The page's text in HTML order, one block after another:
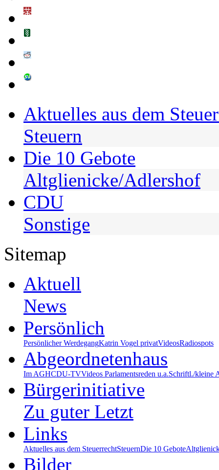
Aktuelles aus dem
Steuern
Die 10 Gebote
Altglienicke/Adlershof
CDU
Sonstige
Sitemap
Aktuell
News
Persönlich
Persönlicher WerdegangKatrin Vogel privatVideosRadiospots
Abgeordnetenhaus
Im AGHCDU-TVVideos Parlamentsreden u.a.Schriftl./kleine
Bürgerinitiative
Zu guter Letzt
Links
Aktuelles aus dem SteuerrechtSteuernDie 10 Gebote
Bilder